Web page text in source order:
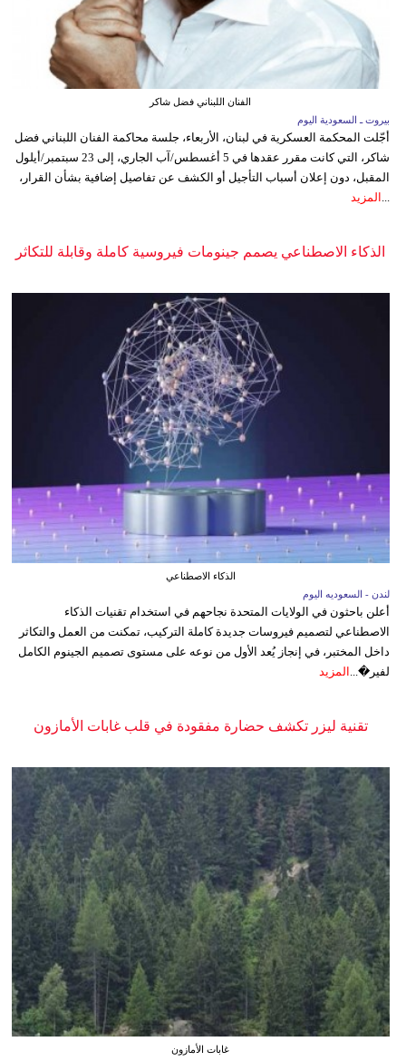
الفنان اللبناني فضل شاكر
بيروت ـ السعودية اليوم
أجّلت المحكمة العسكرية في لبنان، الأربعاء، جلسة محاكمة الفنان اللبناني فضل
شاكر، التي كانت مقرر عقدها في 5 أغسطس/آب الجاري، إلى 23 سبتمبر/أيلول
المقبل، دون إعلان أسباب التأجيل أو الكشف عن تفاصيل إضافية بشأن القرار،
المزيد
الذكاء الاصطناعي يصمم جينومات فيروسية كاملة وقابلة للتكاثر
الذكاء الاصطناعي
لندن - السعوديه اليوم
أعلن باحثون في الولايات المتحدة نجاحهم في استخدام تقنيات الذكاء
الاصطناعي لتصميم فيروسات جديدة كاملة التركيب، تمكنت من العمل والتكاثر
داخل المختبر، في إنجاز يُعد الأول من نوعه على مستوى تصميم الجينوم الكامل
لفير�... المزيد
تقنية ليزر تكشف حضارة مفقودة في قلب غابات الأمازون
غابات الأمازون